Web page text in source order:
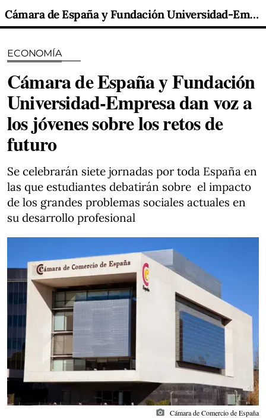
Cámara de España y Fundación Universidad-Empresa dan voz a los jóvenes sobre los retos de futuro
ECONOMÍA
Cámara de España y Fundación
Universidad-Empresa dan voz a
los jóvenes sobre los retos de
futuro
Se celebrarán siete jornadas por toda España en
las que estudiantes debatirán sobre el impacto
de los grandes problemas sociales actuales en
su desarrollo profesional
photo_camera Cámara de Comercio de España